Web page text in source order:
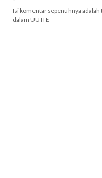
Isi komentar sepenuhnya adalah
dalam UU ITE